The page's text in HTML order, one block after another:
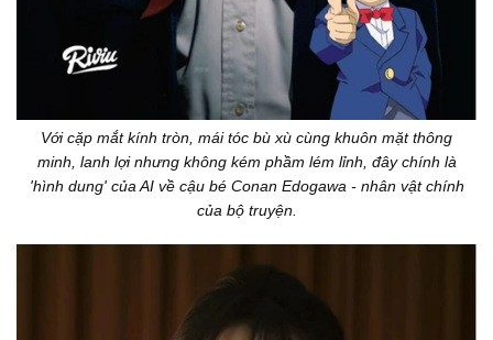
Với cặp mắt kính tròn, mái tóc bù xù cùng khuôn mặt thông
minh, lanh lợi nhưng không kém phầm lém lỉnh, đây chính là
'hình dung' của AI về cậu bé Conan Edogawa - nhân vật chính
của bộ truyện.